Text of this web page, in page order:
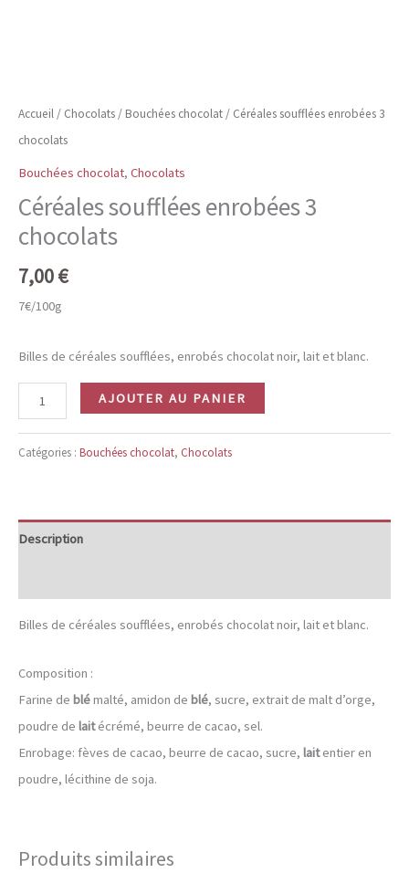
Accueil / Chocolats / Bouchées chocolat / Céréales soufflées enrobées 3
chocolats
Bouchées chocolat, Chocolats
Céréales soufflées enrobées 3
chocolats
7,00€
7€/100g
Billes de céréales soufflées, enrobés chocolat noir, lait et blanc.
quantité
de
Céréales
3
AJOUTER AU PANIER
Catégories : Bouchées chocolat, Chocolats
Description
Billes de céréales soufflées, enrobés chocolat noir, lait et blanc.
Composition :
Farine de blémalté, amidon de blé, sucre, extrait de malt d’orge,
poudre de laitécrémé, beurre de cacao, sel.
Enrobage: fèves de cacao, beurre de cacao, sucre, laitentier en
poudre, lécithine de soja.
Produits similaires